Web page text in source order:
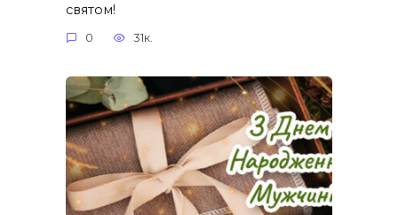
святом!
0 31к.